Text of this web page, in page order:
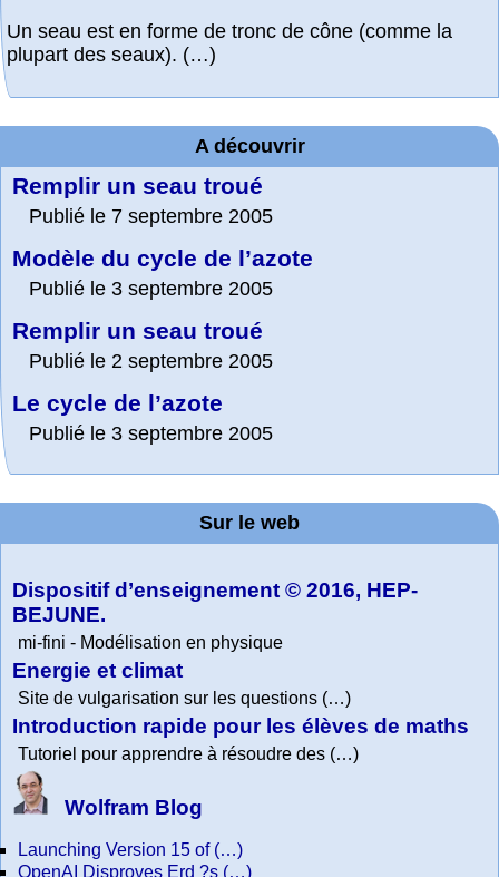
Un seau est en forme de tronc de cône (comme la
plupart des seaux). (…)
A découvrir
Remplir un seau troué
Publié le 7 septembre 2005
Modèle du cycle de l’azote
Publié le 3 septembre 2005
Remplir un seau troué
Publié le 2 septembre 2005
Le cycle de l’azote
Publié le 3 septembre 2005
Sur le web
Dispositif d’enseignement © 2016, HEP-
BEJUNE.
mi-fini - Modélisation en physique
Energie et climat
Site de vulgarisation sur les questions (…)
Introduction rapide pour les élèves de maths
Tutoriel pour apprendre à résoudre des (…)
Wolfram Blog
Launching Version 15 of (…)
OpenAI Disproves Erd ?s (…)